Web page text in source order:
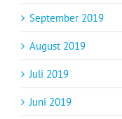
September 2019
August 2019
Juli 2019
Juni 2019